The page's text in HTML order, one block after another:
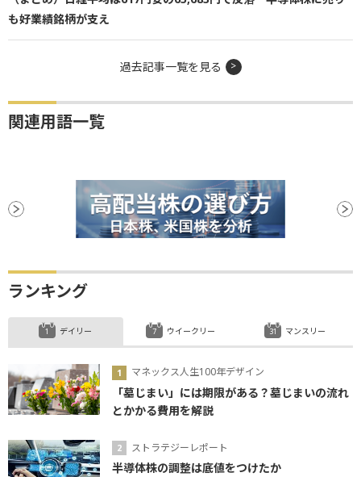
も好業績銘柄が支え
過去記事一覧を見る
関連用語一覧
ランキング
デイリー
マネックス人生100年デザイン
「墓じまい」には期限がある？墓じまいの流れ
とかかる費用を解説
ストラテジーレポート
半導体株の調整は底値をつけたか
ウイークリー マンスリー